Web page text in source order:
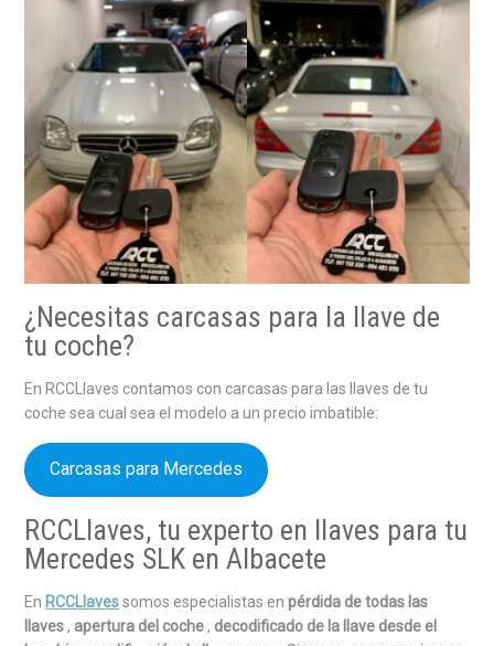
¿Necesitas carcasas para la llave de
tu coche?
En RCCLlaves contamos con carcasas para las llaves de tu
coche sea cual sea el modelo a un precio imbatible:
Carcasas para Mercedes
RCCLlaves, tu experto en llaves para tu
Mercedes SLK en Albacete
En RCCLlavessomos especialistas enpérdida de todas las
llaves, apertura del coche, decodificado de la llave desde el